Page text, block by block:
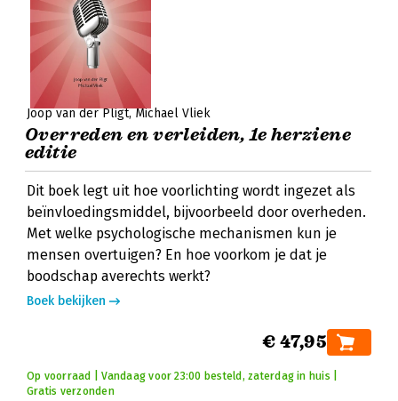
Joop van der Pligt Michael Vliek
Overreden en verleiden, 1e herziene
editie
Dit boek legt uit hoe voorlichting wordt ingezet als
beïnvloedingsmiddel, bijvoorbeeld door overheden.
Met welke psychologische mechanismen kun je
mensen overtuigen? En hoe voorkom je dat je
boodschap averechts werkt?
Boek bekijken
€ 47,95
Op voorraad | Vandaag voor 23:00 besteld, zaterdag in huis |
Gratis verzonden